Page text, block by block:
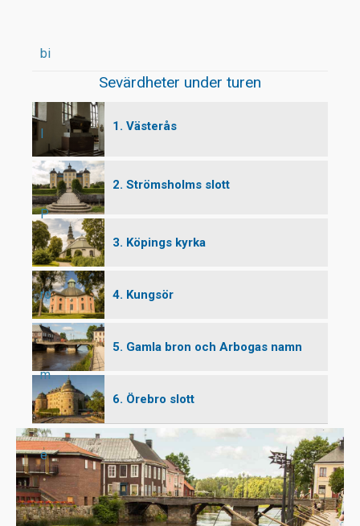
bi
l
P
ro
m
e
Sevärdheter under turen
1. Västerås
2. Strömsholms slott
3. Köpings kyrka
4. Kungsör
5. Gamla bron och Arbogas namn
6. Örebro slott